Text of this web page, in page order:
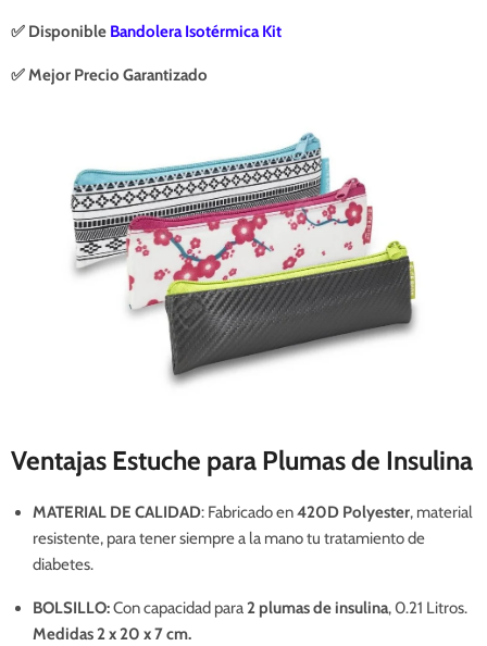
✅ Disponible Bandolera Isotérmica Kit
✅ Mejor Precio Garantizado
Ventajas Estuche para Plumas de Insulina
MATERIAL DE CALIDAD: Fabricado en420D Polyester, material
resistente, para tener siempre a la mano tu tratamiento de
diabetes.
BOLSILLO:Con capacidad para 2 plumas de insulina, 0.21 Litros.
Medidas 2 x 20 x 7 cm.